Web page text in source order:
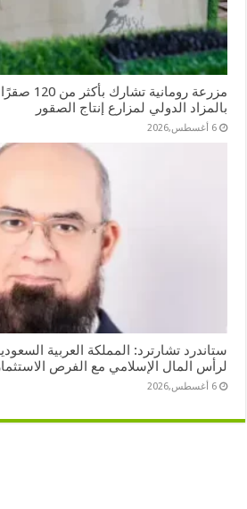
مزرعة
بالمزاد الدولي لمزارع إنتاج الصقور
6 أغسطس,2026
ستاندرد تشارترد: المملكة العربية
لرأس المال الإسلامي مع الفرص
6 أغسطس,2026